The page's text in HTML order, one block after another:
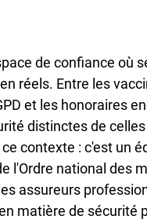
de confiance où
réels. Entre les
et les honoraires
distinctes de
contexte : c'est un
l'Ordre national des
assureurs
matière de sécurité